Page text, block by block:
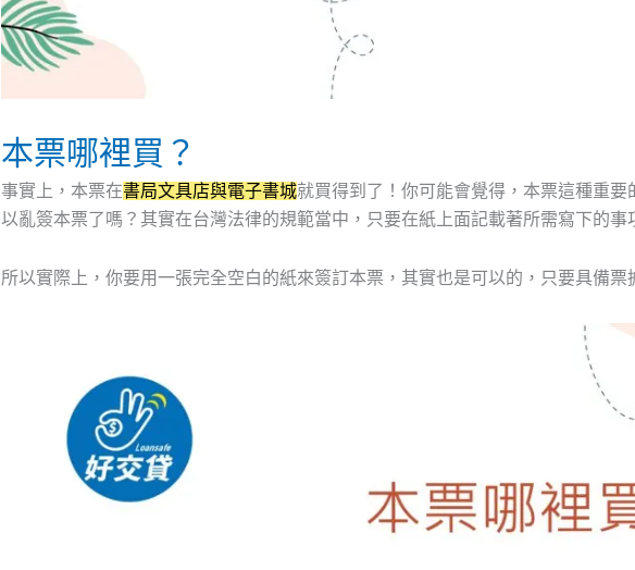
本票哪裡買？
事實上，本票在書局文具店與電子書城就買得到了！你可能會覺得，本票這種重
以亂簽本票了嗎？其實在台灣法律的規範當中，只要在紙上面記載著所需寫下的事
所以實際上，你要用一張完全空白的紙來簽訂本票，其實也是可以的，只要具備